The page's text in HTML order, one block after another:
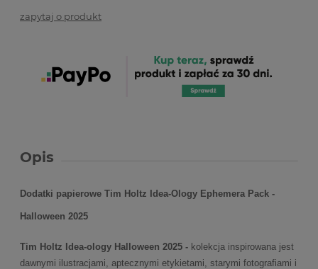
zapytaj o produkt
Opis
Dodatki papierowe Tim Holtz Idea-Ology Ephemera Pack -
Halloween 2025
Tim Holtz Idea-ology Halloween 2025 - kolekcja inspirowana jest
dawnymi ilustracjami, aptecznymi etykietami, starymi fotografiami i